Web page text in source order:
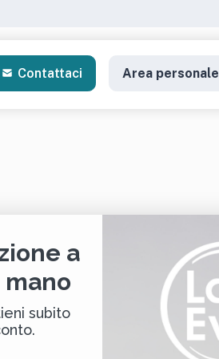
Contattaci Area personale
personalizzati
a
subito